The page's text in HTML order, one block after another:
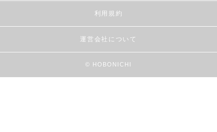
利用規約
運営会社について
© HOBONICHI